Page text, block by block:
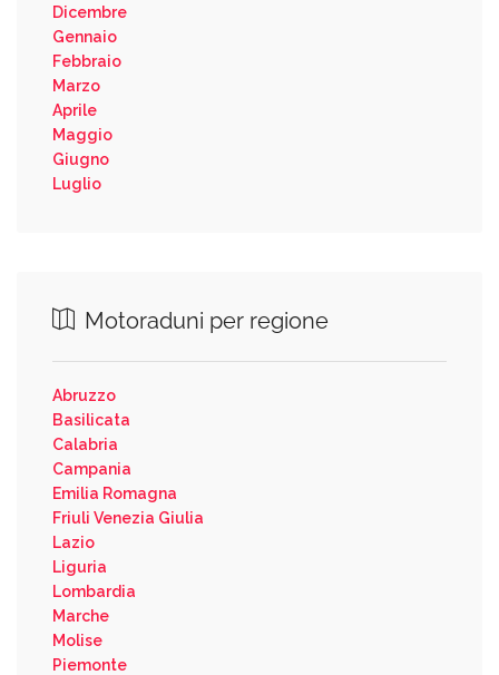
Dicembre
Gennaio
Febbraio
Marzo
Aprile
Maggio
Giugno
Luglio
Motoraduni per regione
Abruzzo
Basilicata
Calabria
Campania
Emilia Romagna
Friuli Venezia Giulia
Lazio
Liguria
Lombardia
Marche
Molise
Piemonte